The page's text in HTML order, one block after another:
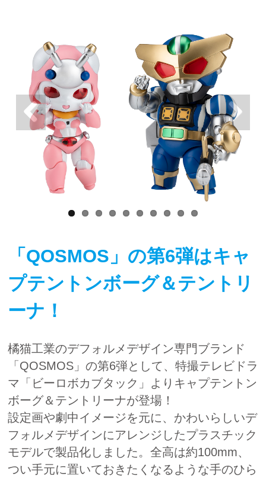
「QOSMOS」の第6弾はキャ
プテントンボーグ＆テントリ
ーナ！
橘猫工業のデフォルメデザイン専門ブランド
「QOSMOS」の第6弾として、特撮テレビドラ
マ「ビーロボカブタック」よりキャプテントン
ボーグ＆テントリーナが登場！
設定画や劇中イメージを元に、かわいらしいデ
フォルメデザインにアレンジしたプラスチック
モデルで製品化しました。全高は約100mm、
つい手元に置いておきたくなるような手のひら